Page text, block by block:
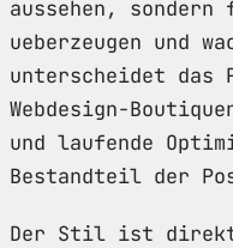
aussehen,
ueberzeugen und
unterscheidet
Webdesign-
und laufende
Bestandteil der
Der Stil ist direkt